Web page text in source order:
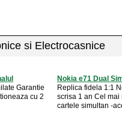
si Electrocasnice
Garantie
cu 2
Nokia e71 Dual
Replica fidela 1:1
scrisa 1 an Cel mai
cartele simultan -